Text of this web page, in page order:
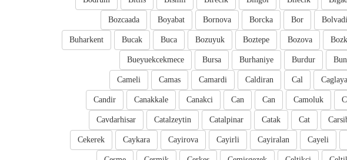
Bor
Borcka
Bornova
Boyabat
Bozcaada
Bozova
Boztepe
Bozuyuk
Buca
Bucak
Buharkent
Burdur
Burhaniye
Bursa
Bueyuekcekmece
Cal
Caldiran
Camardi
Camas
Cameli
Camoluk
Can
Can
Canakci
Canakkale
Candir
Cat
Catak
Catalpinar
Catalzeytin
Cavdarhisar
Cayeli
Cayiralan
Cayirli
Cayirova
Caykara
Cekerek